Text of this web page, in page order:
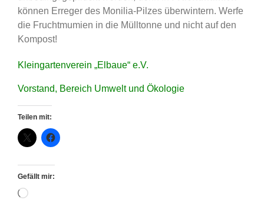
können Erreger des Monilia-Pilzes überwintern. Werfe
die Fruchtmumien in die Mülltonne und nicht auf den
Kompost!
Kleingartenverein „Elbaue“ e.V.
Vorstand, Bereich Umwelt und Ökologie
Teilen mit:
Gefällt mir:
Wird